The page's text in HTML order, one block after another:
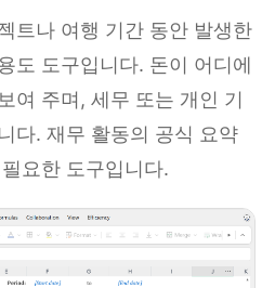
트나 여행 기간 동안 발생한
도 도구입니다. 돈이 어디에
여 주며, 세무 또는 개인 기
다. 재무 활동의 공식 요약
요한 도구입니다.